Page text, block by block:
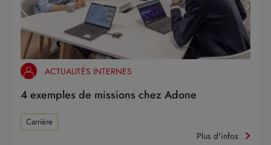
ACTUALITÉS INTERNES
4 exemples de missions chez Adone
Carrière
Plus d'infos